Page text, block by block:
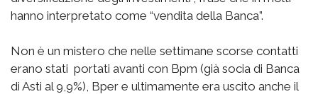
hanno interpretato come “vendita della Banca”.
Non è un mistero che nelle settimane scorse contatti
erano stati portati avanti con Bpm (già socia di Banca
di Asti al 9,9%), Bper e ultimamente era uscito anche il